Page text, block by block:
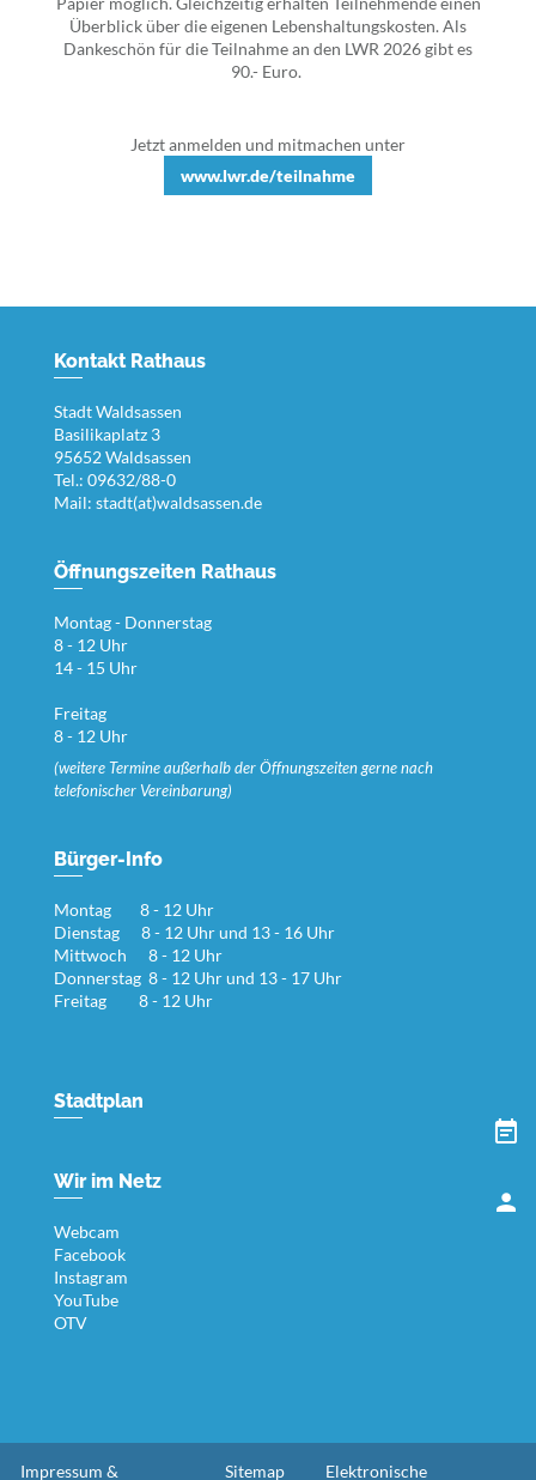
Überblick über die eigenen Lebenshaltungskosten. Als
Dankeschön für die Teilnahme an den LWR 2026 gibt es
90.- Euro.
Jetzt anmelden und mitmachen unter
www.lwr.de/teilnahme
Kontakt Rathaus
Stadt Waldsassen
Basilikaplatz 3
95652 Waldsassen
Tel.: 09632/88-0
Mail: stadt(at)waldsassen.de
Öffnungszeiten Rathaus
Montag - Donnerstag
8 - 12 Uhr
14 - 15 Uhr
Freitag
8 - 12 Uhr
(weitere Termine außerhalb der Öffnungszeiten gerne nach
telefonischer Vereinbarung)
Bürger-Info
Montag 8 - 12 Uhr
Dienstag 8 - 12 Uhr und 13 - 16 Uhr
Mittwoch 8 - 12 Uhr
Donnerstag 8 - 12 Uhr und 13 - 17 Uhr
Freitag 8 - 12 Uhr
Stadtplan
Wir im Netz
Webcam
Facebook
Instagram
YouTube
OTV
Impressum &
Sitemap
Elektronische